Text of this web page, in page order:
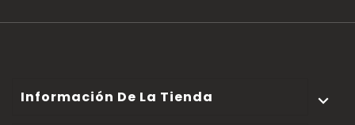
Información De La Tienda 